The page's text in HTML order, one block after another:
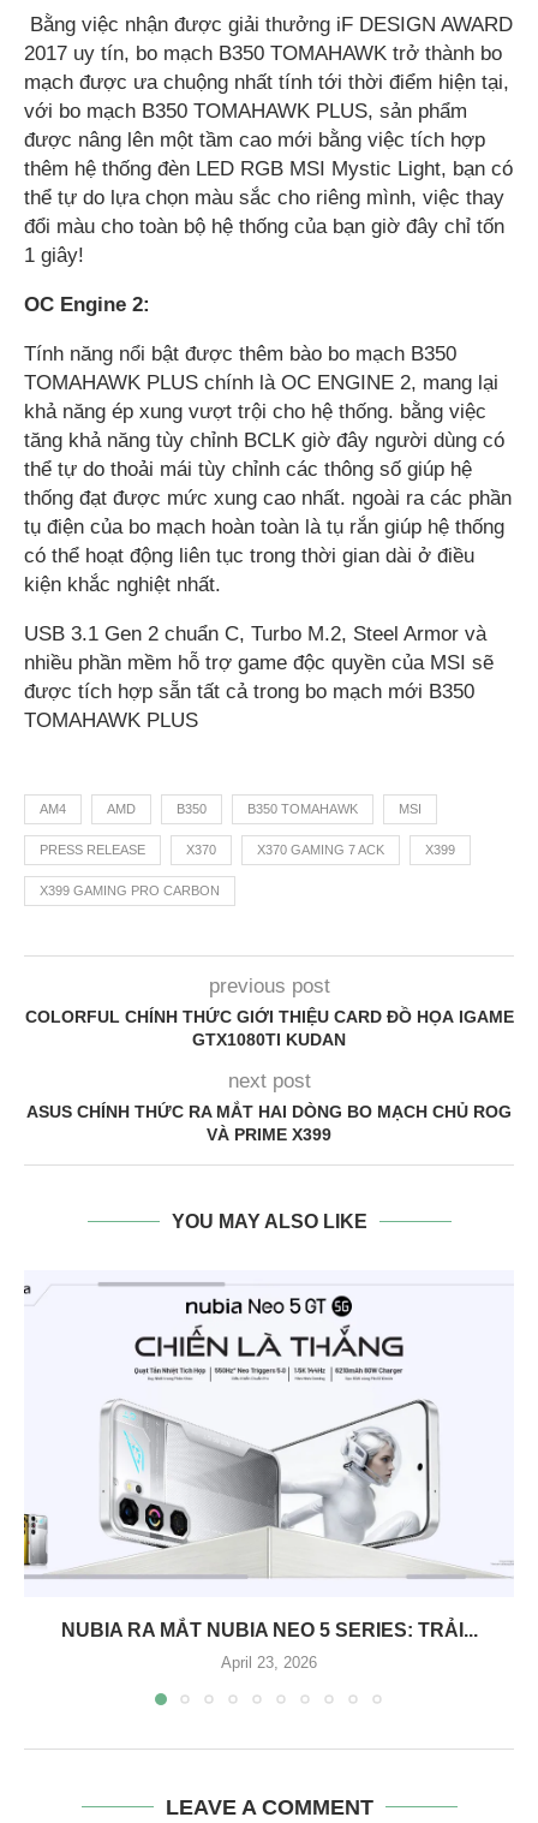
Bằng việc nhận được giải thưởng iF DESIGN AWARD
2017 uy tín, bo mạch B350 TOMAHAWK trở thành bo
mạch được ưa chuộng nhất tính tới thời điểm hiện tại,
với bo mạch B350 TOMAHAWK PLUS, sản phẩm
được nâng lên một tầm cao mới bằng việc tích hợp
thêm hệ thống đèn LED RGB MSI Mystic Light, bạn có
thể tự do lựa chọn màu sắc cho riêng mình, việc thay
đổi màu cho toàn bộ hệ thống của bạn giờ đây chỉ tốn
1 giây!
OC Engine 2:
Tính năng nổi bật được thêm bào bo mạch B350
TOMAHAWK PLUS chính là OC ENGINE 2, mang lại
khả năng ép xung vượt trội cho hệ thống. bằng việc
tăng khả năng tùy chỉnh BCLK giờ đây người dùng có
thể tự do thoải mái tùy chỉnh các thông số giúp hệ
thống đạt được mức xung cao nhất. ngoài ra các phần
tụ điện của bo mạch hoàn toàn là tụ rắn giúp hệ thống
có thể hoạt động liên tục trong thời gian dài ở điều
kiện khắc nghiệt nhất.
USB 3.1 Gen 2 chuẩn C, Turbo M.2, Steel Armor và
nhiều phần mềm hỗ trợ game độc quyền của MSI sẽ
được tích hợp sẵn tất cả trong bo mạch mới B350
TOMAHAWK PLUS
AM4 AMD B350 B350 TOMAHAWK MSI
PRESS RELEASE X370 X370 GAMING 7 ACK X399
X399 GAMING PRO CARBON
previous post
COLORFUL CHÍNH THỨC GIỚI THIỆU CARD ĐỒ HỌA IGAME
GTX1080TI KUDAN
next post
ASUS CHÍNH THỨC RA MẮT HAI DÒNG BO MẠCH CHỦ ROG
VÀ PRIME X399
YOU MAY ALSO LIKE
NUBIA RA MẮT NUBIA NEO 5 SERIES: TRẢI...
April 23, 2026
LEAVE A COMMENT